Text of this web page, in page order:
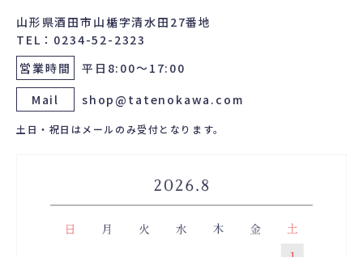
山形県酒田市山楯字清水田27番地
TEL：0234-52-2323
営業時間
平日8:00～17:00
Mail
shop@tatenokawa.com
土日・祝日はメールのみ受付となります。